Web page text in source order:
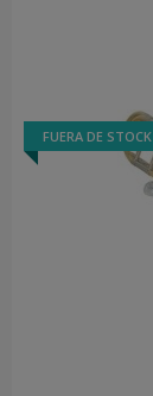
FUERA DE STOCK